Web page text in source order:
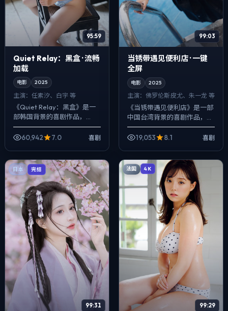
95:59
Quiet Relay：黑盒 · 流畅
加载
电影 2025
主演： 任素汐、白宇 等
《Quiet Relay：黑盒》是一
部韩国背景的喜剧作品，
2025年公映，由李安执导，
任素汐、白宇、长泽雅美等主
60,942 7.0 喜剧
99:03
当锈带遇见便利店 · 一键
全屏
电影 2025
主演： 佛罗伦斯·皮尤、朱一龙 等
《当锈带遇见便利店》是一部
中国台湾背景的喜剧作品，
2025年公映，由文牧野执
导，佛罗伦斯·皮尤、朱一龙、
19,053 8.1 喜剧
日本 完结
99:31
法国 4K
99:29